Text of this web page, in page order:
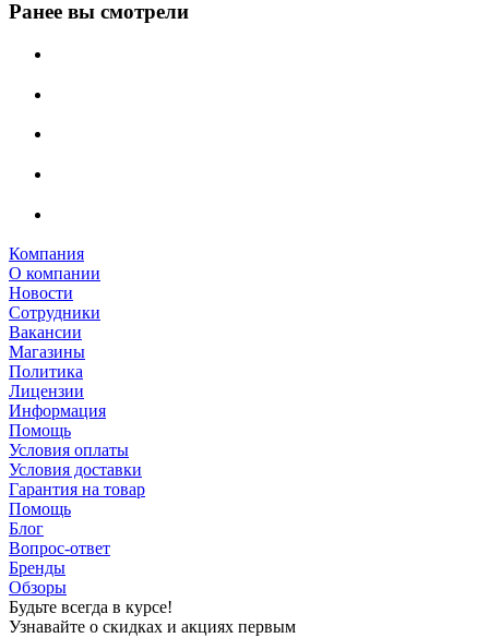
Ранее вы смотрели
Компания
О компании
Новости
Сотрудники
Вакансии
Магазины
Политика
Лицензии
Информация
Помощь
Условия оплаты
Условия доставки
Гарантия на товар
Помощь
Блог
Вопрос-ответ
Бренды
Обзоры
Будьте всегда в курсе!
Узнавайте о скидках и акциях первым